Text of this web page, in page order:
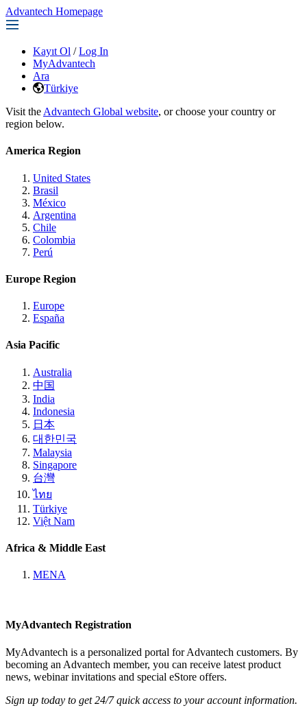
Advantech Homepage
Kayıt Ol / Log In
MyAdvantech
Ara
Türkiye
Visit the Advantech Global website, or choose your country or
region below.
America Region
United States
Brasil
México
Argentina
Chile
Colombia
Perú
Europe Region
Europe
España
Asia Pacific
Australia
中国
India
Indonesia
日本
대한민국
Malaysia
Singapore
台灣
ไทย
Türkiye
Việt Nam
Africa & Middle East
MENA
MyAdvantech Registration
MyAdvantech is a personalized portal for Advantech customers. By
becoming an Advantech member, you can receive latest product
news, webinar invitations and special eStore offers.
Sign up today to get 24/7 quick access to your account information.